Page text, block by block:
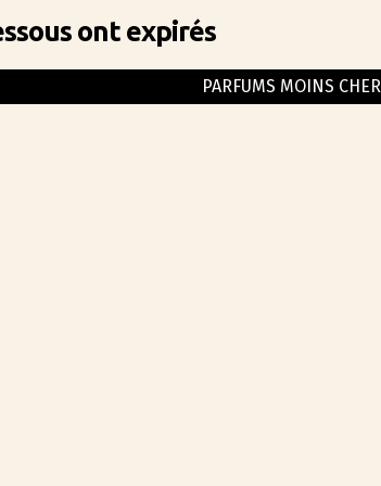
ont expirés
PARFUMS MOINS CHER